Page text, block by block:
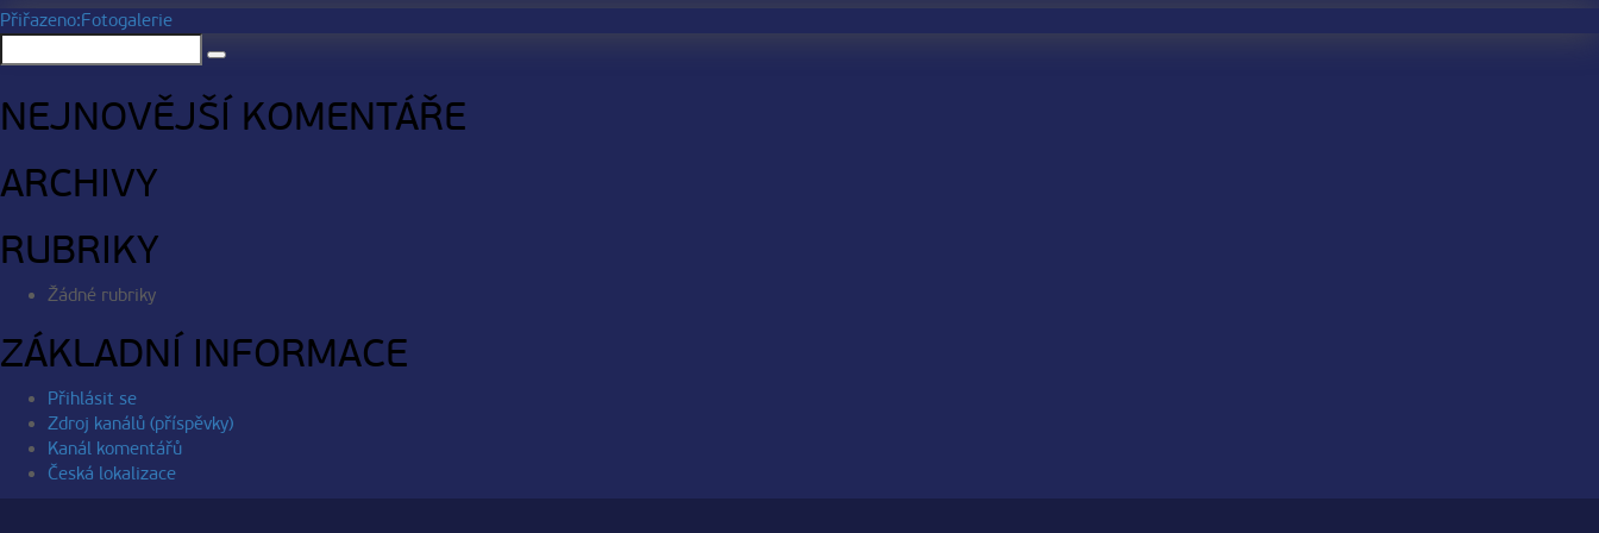
NAVIGACE
PRO
PŘÍSPĚVEK
Přiřazeno:Fotogalerie
Hledání
NEJNOVĚJŠÍ KOMENTÁŘE
ARCHIVY
RUBRIKY
Žádné rubriky
ZÁKLADNÍ INFORMACE
Přihlásit se
Zdroj kanálů (příspěvky)
Kanál komentářů
Česká lokalizace